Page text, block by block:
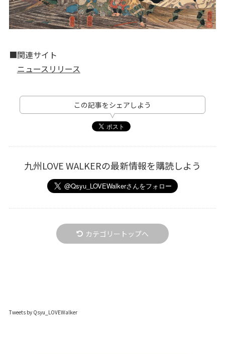
■関連サイト
ニュースリリース
この記事をシェアしよう
九州LOVE WALKERの最新情報を購読しよう
カテゴリートップへ
Tweets by Qsyu_LOVEWalker